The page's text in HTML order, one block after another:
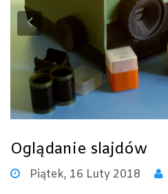
Previous
Oglądanie slajdów
Piątek, 16 Luty 2018